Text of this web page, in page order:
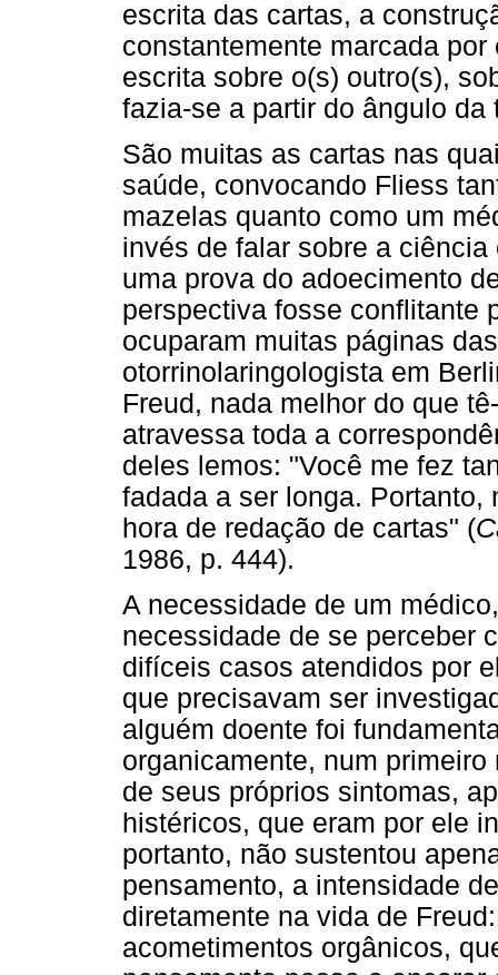
escrita das cartas, a
constantemente marcada
escrita sobre o(s) outro(s),
fazia-se a partir do ângulo da
São muitas as cartas nas
saúde, convocando Fliess
mazelas quanto como um
invés de falar sobre a
uma prova do adoecimento
perspectiva fosse conflitante
ocuparam muitas páginas
otorrinolaringologista em
Freud, nada melhor do que
atravessa toda a
deles lemos: "Você me fez
fadada a ser longa.
hora de redação de cartas" (
1986, p. 444).
A necessidade de um
necessidade de se perceber
difíceis casos atendidos por
que precisavam ser
alguém doente foi
organicamente, num
de seus próprios sintomas,
histéricos, que eram por ele
portanto, não sustentou
pensamento, a intensidade
diretamente na vida de
acometimentos orgânicos,